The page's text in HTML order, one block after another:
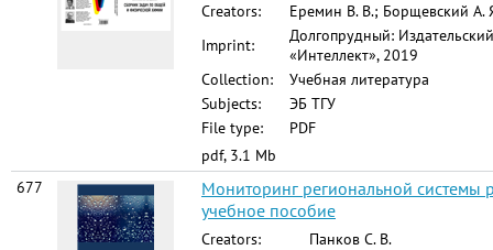
Creators:
Еремин В. В.; Борщевский А.
Imprint:
Долгопрудный:
«Интеллект», 2019
Collection:
Учебная литература
Subjects:
ЭБ ТГУ
File type:
PDF
pdf, 3.1 Mb
677
Мониторинг региональной системы
учебное пособие
Creators: Панков С. В.